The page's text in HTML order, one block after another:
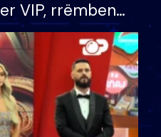
VIP, rrëmben
100 mijë eurosh